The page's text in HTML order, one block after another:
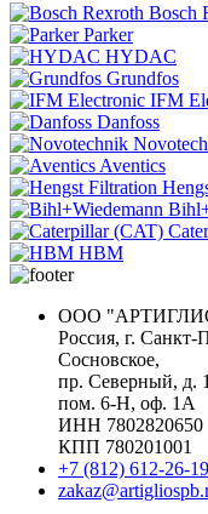
Bosch
Parker
HYDAC
Grundfos
IFM
Danfoss
Aventics
HBM
ООО
Россия, г. Санкт-
Сосновское,
пр. Северный, д.
пом. 6-Н, оф. 1А
ИНН 7802820650
КПП 780201001
+7 (812) 612-26-19